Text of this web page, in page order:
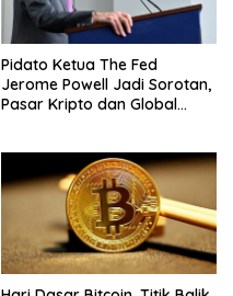
Pidato Ketua The Fed
Jerome Powell Jadi Sorotan,
Pasar Kripto dan Global